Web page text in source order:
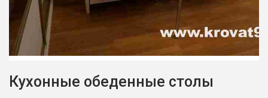
Кухонные обеденные столы